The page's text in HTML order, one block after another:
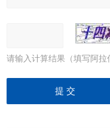
请输入计算结果（填写阿